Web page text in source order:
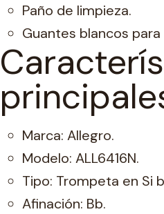
Paño de limpieza.
Guantes blancos
Marca: Allegro.
Modelo: ALL6416N.
Tipo: Trompeta en Si
Afinación: Bb.